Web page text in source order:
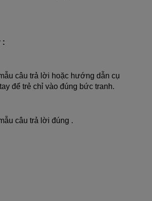
:
câu trả lời hoặc hướng dẫn cụ
để trẻ chỉ vào đúng bức tranh.
câu trả lời đúng .